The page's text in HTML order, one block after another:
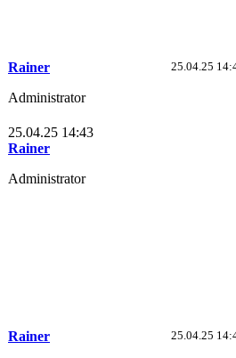
25.04.25
Rainer
Administrator
25.04.25 14:43
Rainer
Administrator
25.04.25
Rainer